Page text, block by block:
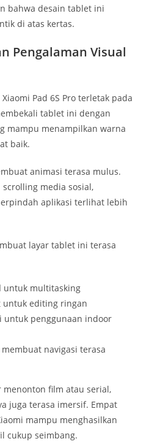
bahwa desain tablet ini
di atas kertas.
Pengalaman Visual
Pad 6S Pro terletak pada
tablet ini dengan
mampu menampilkan warna
baik.
animasi terasa mulus.
media sosial,
aplikasi terlihat lebih
layar tablet ini terasa
untuk multitasking
untuk editing ringan
untuk penggunaan indoor
navigasi terasa
menonton film atau serial,
juga terasa imersif. Empat
mampu menghasilkan
cukup seimbang.